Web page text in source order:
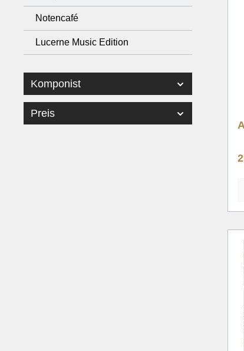
Rumantsch
Lied, Choral, Hymne
Klassik
Marschformat
Notencafé
Lucerne Music Edition
Komponist
Preis